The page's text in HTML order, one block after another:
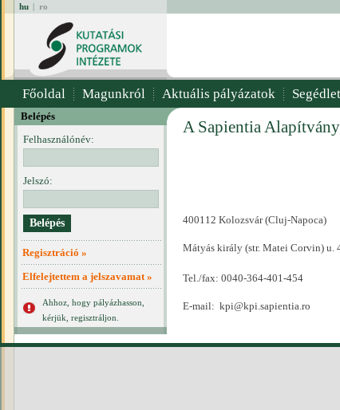
hu | ro
Főoldal Magunkról Aktuális pályázatok Segédlet
Belépés
Felhasználónév:
Jelszó:
Regisztráció »
Elfelejtettem a jelszavamat »
Ahhoz, hogy pályázhasson,
kérjük, regisztráljon.
A Sapientia
400112 Kolozsvár (Cluj-Napoca)
Mátyás király (str. Matei Corvin) u.
Tel./fax: 0040-364-401-454
E-mail: kpi@kpi.sapientia.ro